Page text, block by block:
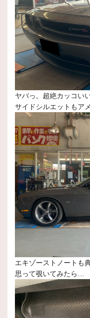
ヤバっ。超絶カッコい
サイドシルエットもア
エキゾーストノートも
思って覗いてみたら…